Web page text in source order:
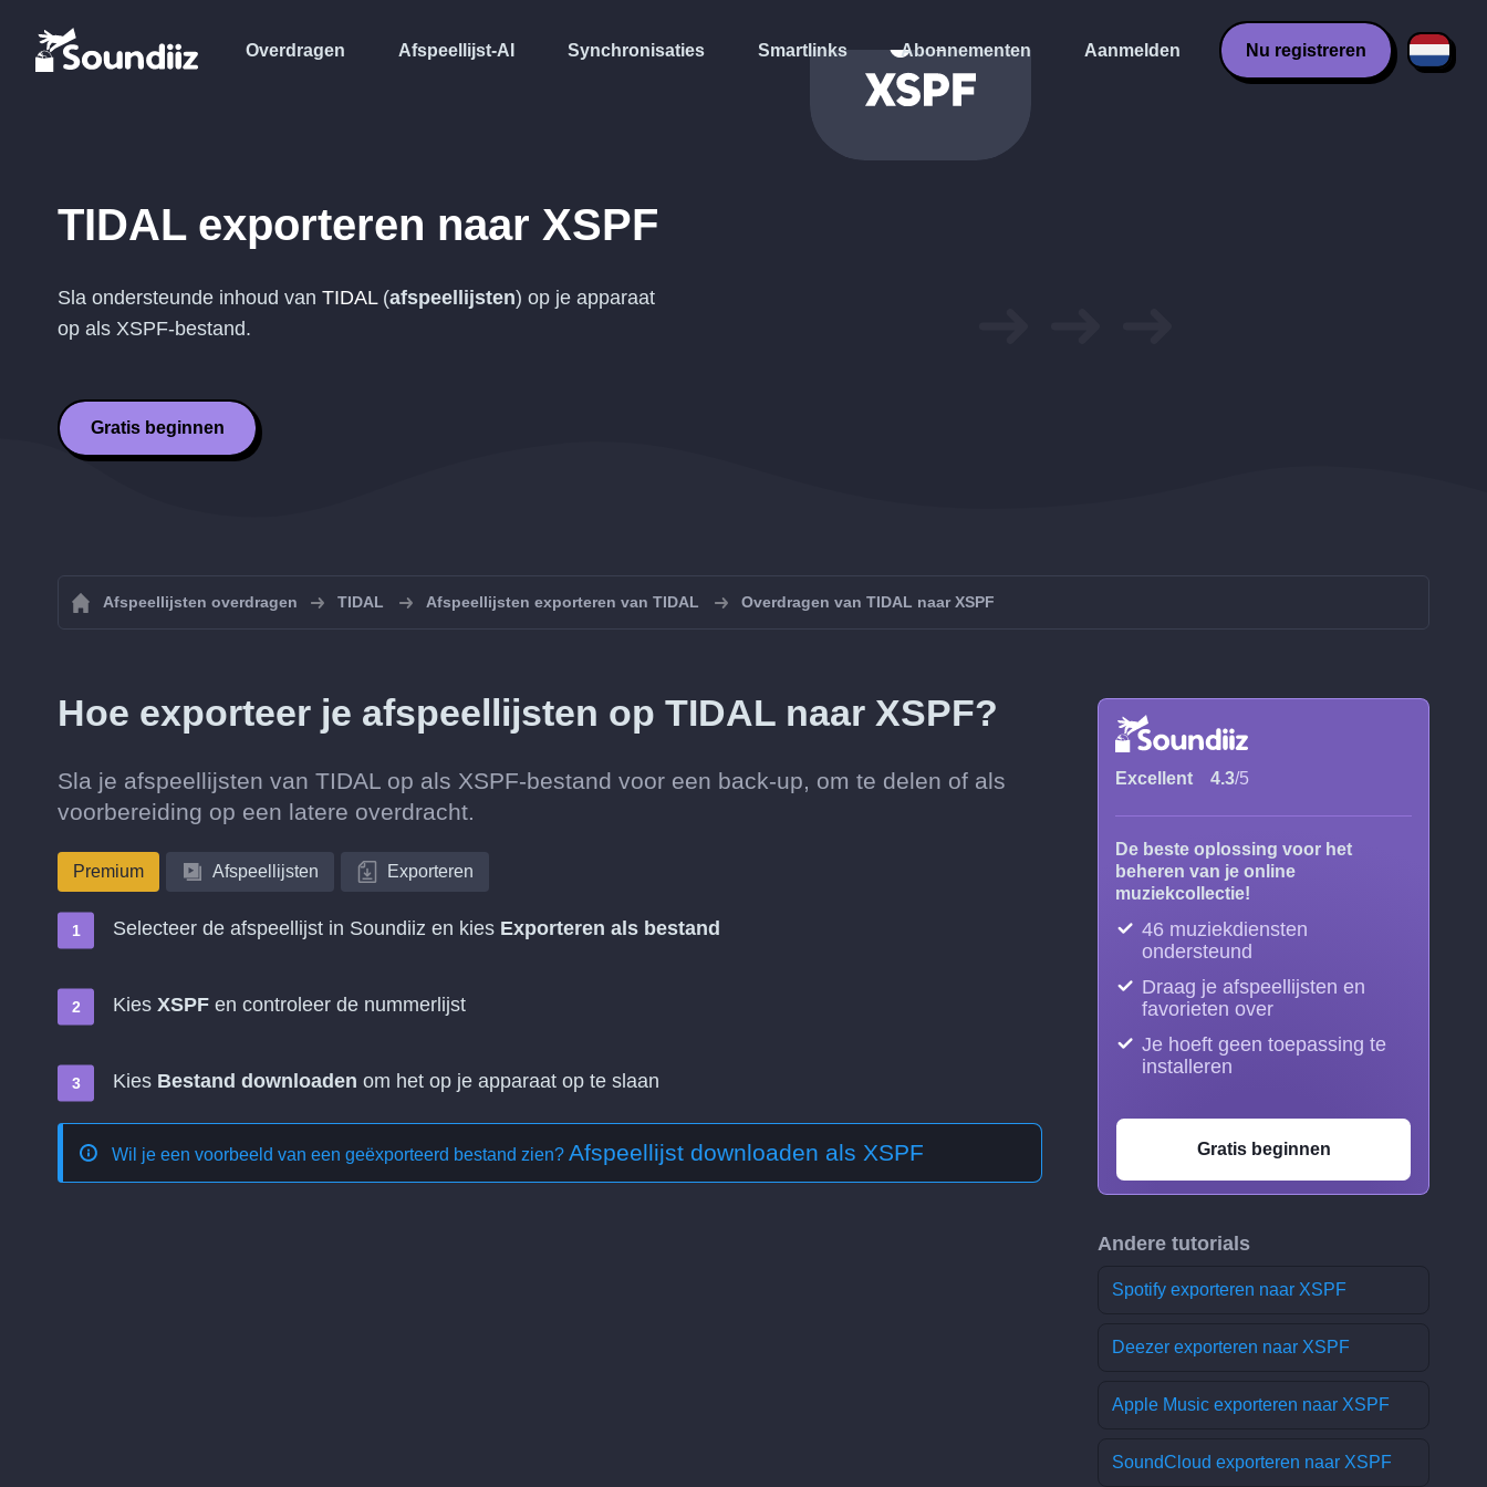
Overdragen Afspeellijst-AI Synchronisaties Smartlinks Abonnementen Aanmelden Nu registreren
TIDALexporteren naar XSPF
Sla ondersteunde inhoud van TIDAL(afspeellijsten) op je apparaat
op als XSPF-bestand.
Gratis beginnen
Afspeellijsten overdragen TIDAL Afspeellijsten exporteren van TIDAL Overdragen van TIDAL naar XSPF
Hoe exporteer je afspeellijsten op TIDAL naar XSPF?
Sla je afspeellijsten van TIDAL op als XSPF-bestand voor een back-up, om te delen of als
voorbereiding op een latere overdracht.
Premium Afspeellijsten Exporteren
Selecteer de afspeellijst in Soundiiz en kies Exporteren als bestand
Kies XSPF en controleer de nummerlijst
Kies Bestand downloaden om het op je apparaat op te slaan
Wil je een voorbeeld van een geëxporteerd bestand zien? Afspeellijst downloaden als XSPF
Excellent 4.3/5
De beste oplossing voor het
beheren van je online
muziekcollectie!
46 muziekdiensten
ondersteund
Draag je afspeellijsten en
favorieten over
Je hoeft geen toepassing te
installeren
Gratis beginnen
Andere tutorials
Spotify exporteren naar XSPF
Deezer exporteren naar XSPF
Apple Music exporteren naar XSPF
SoundCloud exporteren naar XSPF